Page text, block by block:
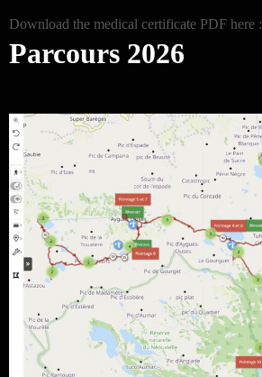
Download the medical certificate PDF here :
Parcours 2026